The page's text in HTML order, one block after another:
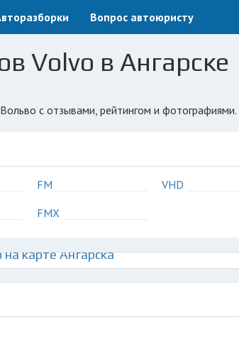
Вопрос автоюристу
Volvo в Ангарске
Вольво с отзывами, рейтингом и фотографиями.
FM
FMX
VHD
карте Ангарска